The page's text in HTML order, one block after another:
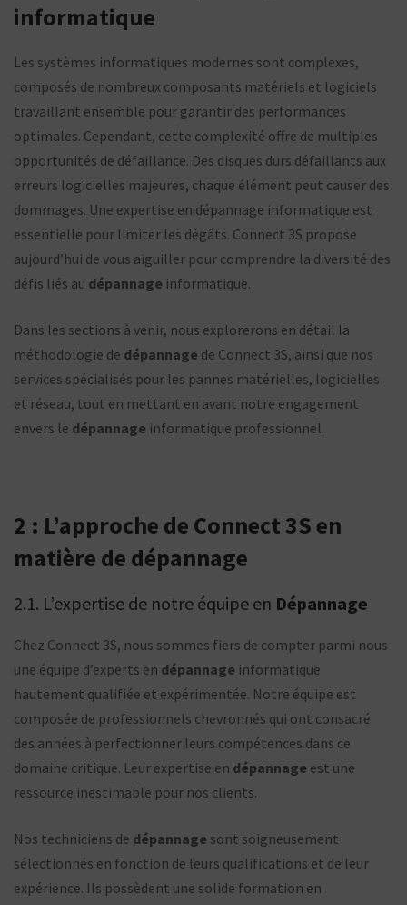
informatique
Les systèmes informatiques modernes sont complexes,
composés de nombreux composants matériels et logiciels
travaillant ensemble pour garantir des performances
optimales. Cependant, cette complexité offre de multiples
opportunités de défaillance. Des disques durs défaillants aux
erreurs logicielles majeures, chaque élément peut causer des
dommages. Une expertise en dépannage informatique est
essentielle pour limiter les dégâts. Connect 3S propose
aujourd’hui de vous aiguiller pour comprendre la diversité des
défis liés au dépannage informatique.
Dans les sections à venir, nous explorerons en détail la
méthodologie de dépannage de Connect 3S, ainsi que nos
services spécialisés pour les pannes matérielles, logicielles
et réseau, tout en mettant en avant notre engagement
envers le dépannage informatique professionnel.
2 : L’approche de Connect 3S en
matière de dépannage
2.1. L’expertise de notre équipe en Dépannage
Chez Connect 3S, nous sommes fiers de compter parmi nous
une équipe d’experts en dépannage informatique
hautement qualifiée et expérimentée. Notre équipe est
composée de professionnels chevronnés qui ont consacré
des années à perfectionner leurs compétences dans ce
domaine critique. Leur expertise en dépannage est une
ressource inestimable pour nos clients.
Nos techniciens de dépannage sont soigneusement
sélectionnés en fonction de leurs qualifications et de leur
expérience. Ils possèdent une solide formation en